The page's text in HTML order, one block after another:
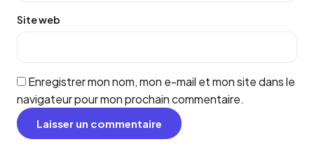
Site web
Enregistrer mon nom, mon e-mail et mon site dans le
navigateur pour mon prochain commentaire.